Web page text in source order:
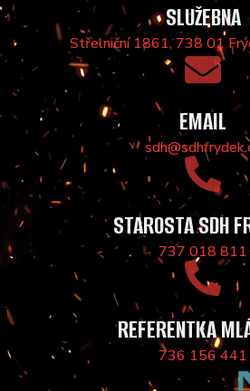
SLUŽEBNA
Střelniční 1861, 738 01
EMAIL
STAROSTA SDH
737 018 811
REFERENTKA
736 156 441